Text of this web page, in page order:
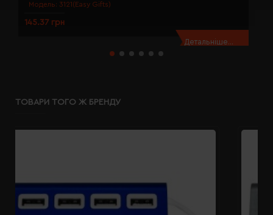
Модель: 3121(Easy Gifts)
145.37 грн
Детальніше...
ТОВАРИ ТОГО Ж БРЕНДУ